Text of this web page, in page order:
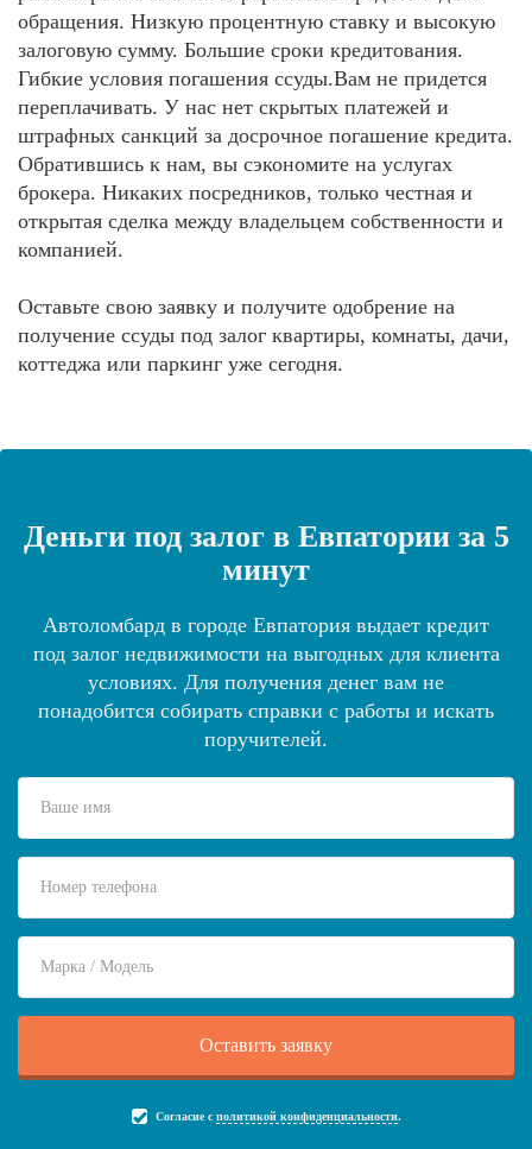
обращения. Низкую процентную ставку и высокую
залоговую сумму. Большие сроки кредитования.
Гибкие условия погашения ссуды.Вам не придется
переплачивать. У нас нет скрытых платежей и
штрафных санкций за досрочное погашение кредита.
Обратившись к нам, вы сэкономите на услугах
брокера. Никаких посредников, только честная и
открытая сделка между владельцем собственности и
компанией.
Оставьте свою заявку и получите одобрение на
получение ссуды под залог квартиры, комнаты, дачи,
коттеджа или паркинг уже сегодня.
Деньги под залог в Евпатории за 5
минут
Автоломбард в городе Евпатория выдает кредит
под залог недвижимости на выгодных для клиента
условиях. Для получения денег вам не
понадобится собирать справки с работы и искать
поручителей.
Согласие с политикой конфиденциальности.